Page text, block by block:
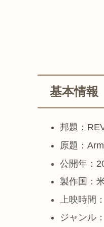
基本情報
邦題：
原題：
公開年：
製作国：
上映時間
ジャンル